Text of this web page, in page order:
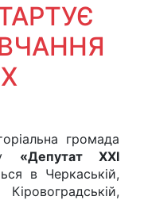
громада
«Депутат XXI
в Черкаській,